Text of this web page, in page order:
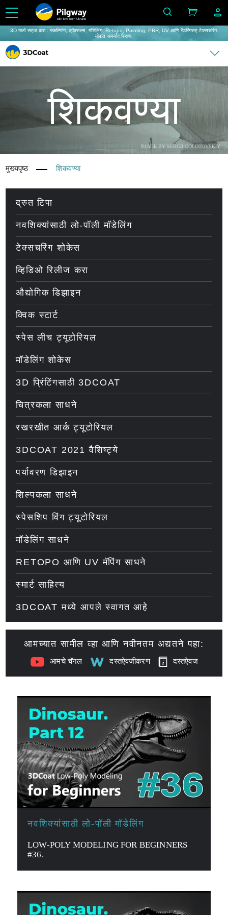
with love from Ukraine
3D मध्ये सहज करा : स्कल्प्टिंग, व्हॉक्सल्स, मॉडेलिंग, Retopo, Painting, PBR, UV आणि रेंडरिंगसह टेक्सचरिंग.
मोफत अमर्याद शिक्षण.
IMAGE BY SERGII GOLOTOVSKIY
शिकवण्या
मुख्यपृष्ठ शिकवण्या
द्रुत टिपा
नवशिक्यांसाठी लो-पॉली मॉडेलिंग
टेक्सचरिंग शोकेस
व्हिडिओ रिलीज करा
औद्योगिक डिझाइन
क्विक स्टार्ट
स्पेस लीच ट्यूटोरियल
मॉडेलिंग शोकेस
3D प्रिंटिंगसाठी 3DCOAT
चित्रकला साधने
रखरखीत आर्क ट्यूटोरियल
3DCOAT 2021 वैशिष्ट्ये
पर्यावरण डिझाइन
शिल्पकला साधने
स्पेसशिप विंग ट्यूटोरियल
मॉडेलिंग साधने
RETOPO आणि UV मॅपिंग साधने
स्मार्ट साहित्य
3DCOAT मध्ये आपले स्वागत आहे
आमच्यात सामील व्हा आणि नवीनतम अद्यतने पहा:
आमचे चॅनल दस्तऐवजीकरण दस्तऐवज
नवशिक्यांसाठी लो-पॉली मॉडेलिंग
LOW-POLY MODELING FOR BEGINNERS
#36.